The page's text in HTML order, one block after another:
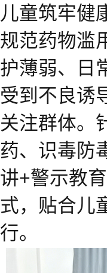
儿童筑牢健
规范药物滥
护薄弱、日
受到不良诱
关注群体。
药、识毒防
讲+警示教
式，贴合儿
行。